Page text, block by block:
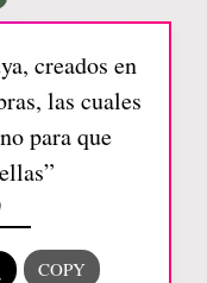
creados en
las cuales
para que